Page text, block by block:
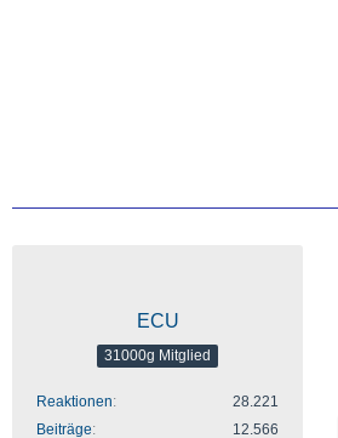
ECU
31000g Mitglied
Reaktionen
28.221
Beiträge
12.566